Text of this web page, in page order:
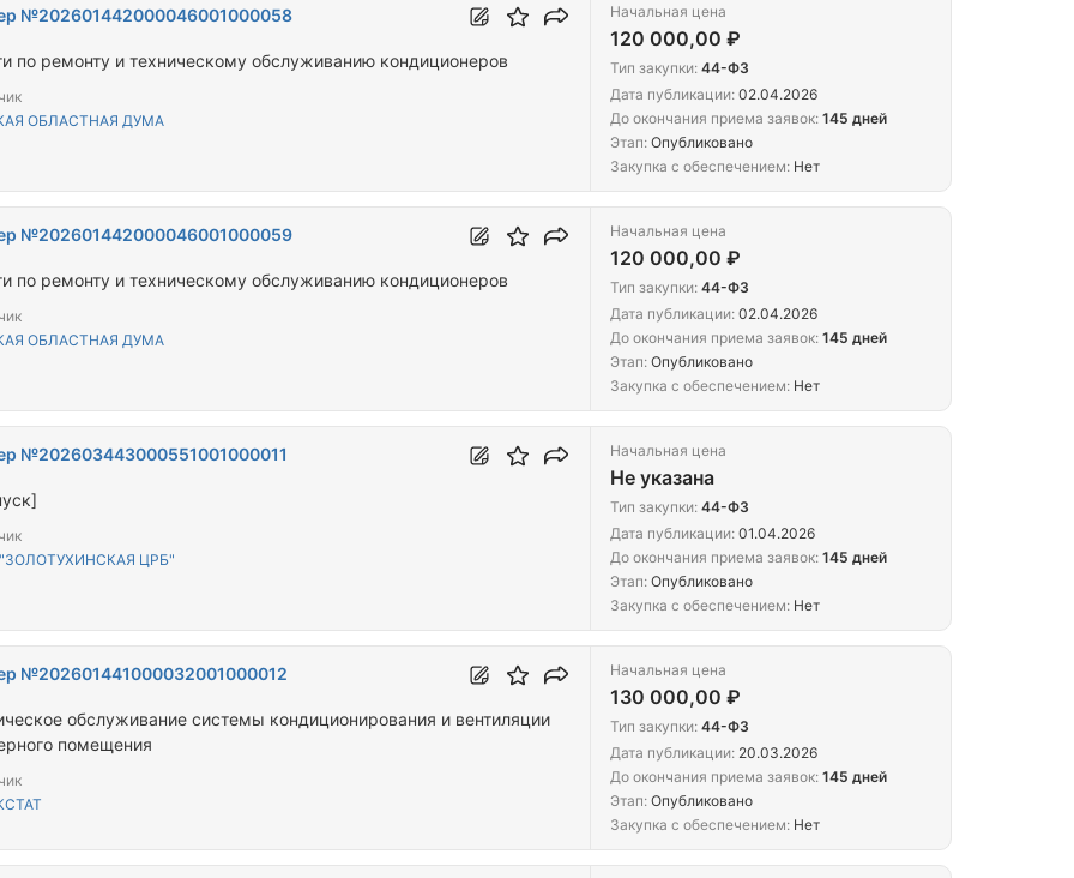
№202601442000046001000058
по ремонту и техническому обслуживанию кондиционеров
ОБЛАСТНАЯ ДУМА
Начальная цена
120 000,00 ₽
Тип закупки: 44-ФЗ
Дата публикации: 02.04.2026
До окончания приема заявок: 145 дней
Этап: Опубликовано
Закупка с обеспечением: Нет
№202601442000046001000059
по ремонту и техническому обслуживанию кондиционеров
ОБЛАСТНАЯ ДУМА
Начальная цена
120 000,00 ₽
Тип закупки: 44-ФЗ
Дата публикации: 02.04.2026
До окончания приема заявок: 145 дней
Этап: Опубликовано
Закупка с обеспечением: Нет
№202603443000551001000011
ЦРБ"
Начальная цена
Не указана
Тип закупки: 44-ФЗ
Дата публикации: 01.04.2026
До окончания приема заявок: 145 дней
Этап: Опубликовано
Закупка с обеспечением: Нет
№202601441000032001000012
обслуживание системы кондиционирования и вентиляции
помещения
Начальная цена
130 000,00 ₽
Тип закупки: 44-ФЗ
Дата публикации: 20.03.2026
До окончания приема заявок: 145 дней
Этап: Опубликовано
Закупка с обеспечением: Нет